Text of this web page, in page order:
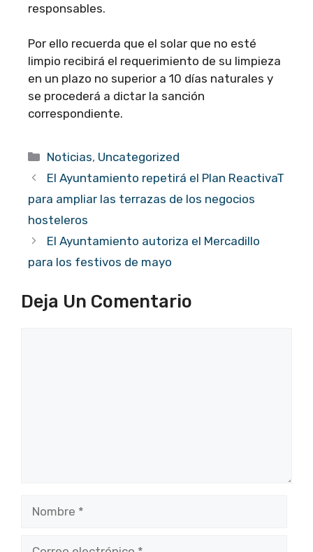
responsables.
Por ello recuerda que el solar que no esté
limpio recibirá el requerimiento de su limpieza
en un plazo no superior a 10 días naturales y
se procederá a dictar la sanción
correspondiente.
Categorías
Noticias, Uncategorized
El Ayuntamiento repetirá el Plan ReactivaT
para ampliar las terrazas de los negocios
hosteleros
El Ayuntamiento autoriza el Mercadillo
para los festivos de mayo
Deja Un Comentario